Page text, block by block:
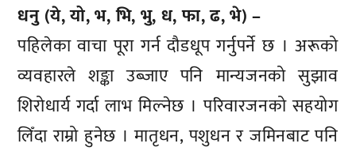
धनु (ये, यो, भ, भि, भु, ध, फा, ढ, भे) –
पहिलेका वाचा पूरा गर्न दौडधूप गर्नुपर्ने छ । अरूको
व्यवहारले शङ्का उब्जाए पनि मान्यजनको सुझाव
शिरोधार्य गर्दा लाभ मिल्नेछ । परिवारजनको सहयोग
लिँदा राम्रो हुनेछ । मातृधन, पशुधन र जमिनबाट पनि